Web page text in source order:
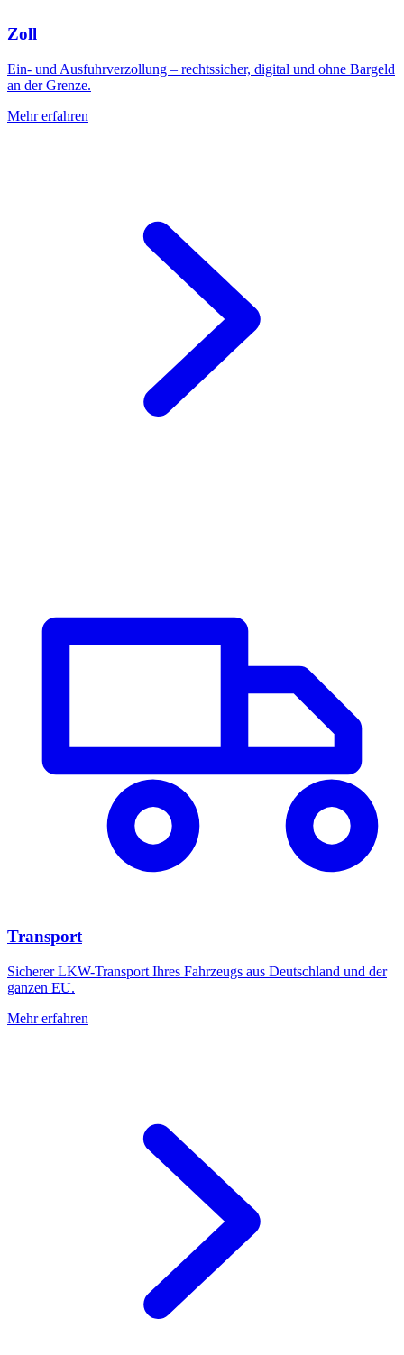
Zoll
Ein- und Ausfuhrverzollung – rechtssicher, digital und ohne Bargeld
an der Grenze.
Mehr erfahren
Transport
Sicherer LKW-Transport Ihres Fahrzeugs aus Deutschland und der
ganzen EU.
Mehr erfahren